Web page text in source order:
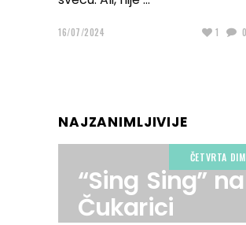
16/07/2024 1 0
NAJZANIMLJIVIJE
ČETVRTA
“Sing Sing” na
Čukarici